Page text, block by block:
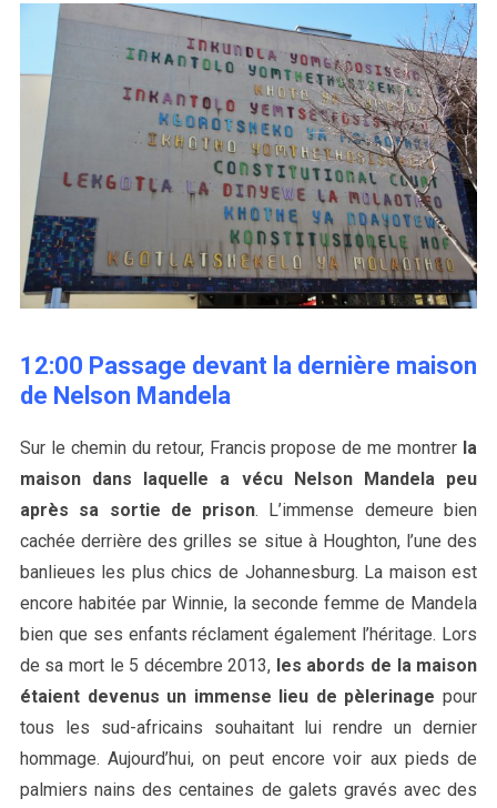
12:00 Passage devant la dernière maison
de Nelson Mandela
Sur le chemin du retour, Francis propose de me montrer la
maison dans laquelle a vécu Nelson Mandela peu
après sa sortie de prison. L’immense demeure bien
cachée derrière des grilles se situe à Houghton, l’une des
banlieues les plus chics de Johannesburg. La maison est
encore habitée par Winnie, la seconde femme de Mandela
bien que ses enfants réclament également l’héritage. Lors
de sa mort le 5 décembre 2013, les abords de la maison
étaient devenus un immense lieu de pèlerinage pour
tous les sud-africains souhaitant lui rendre un dernier
hommage. Aujourd’hui, on peut encore voir aux pieds de
palmiers nains des centaines de galets gravés avec des
S
e
a
f
o
: